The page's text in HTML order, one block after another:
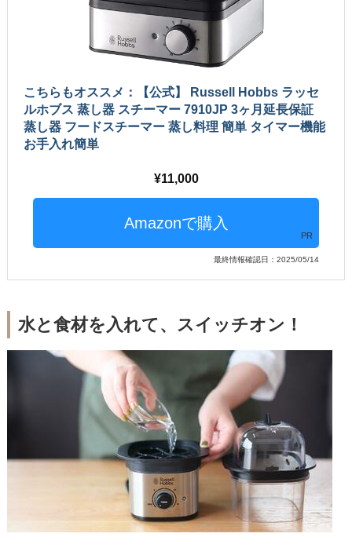
こちらもオススメ：【公式】 Russell Hobbs ラッセ
ルホブス 蒸し器 スチーマー 7910JP 3ヶ月延長保証
蒸し器 フードスチーマー 蒸し料理 簡単 タイマー機能
お手入れ簡単
11,000
PR
最終情報確認日：2025/05/14
水と食材を入れて、スイッチオン！